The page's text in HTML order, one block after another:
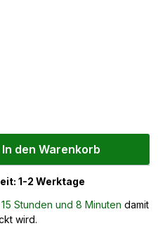
In den Warenkorb
1-2 Werktage
15 Stunden und 8 Minuten damit
wird.